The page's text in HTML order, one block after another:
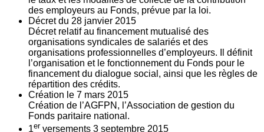
des employeurs au Fonds, prévue par la loi.
Décret du 28 janvier 2015
Décret relatif au financement mutualisé des
organisations syndicales de salariés et des
organisations professionnelles d’employeurs. Il définit
l’organisation et le fonctionnement du Fonds pour le
financement du dialogue social, ainsi que les règles de
répartition des crédits.
Création le 7 mars 2015
Création de l’AGFPN, l’Association de gestion du
Fonds paritaire national.
1er versements 3 septembre 2015